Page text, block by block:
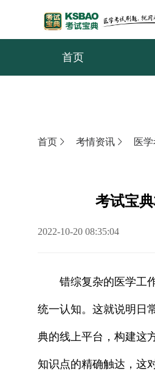
首页
首页 考情资讯 医
考试宝
2022-10-20 08:35:04
错综复杂的医学工
统一认知。这就说明日
典的线上平台，构建这
知识点的精确触达，这